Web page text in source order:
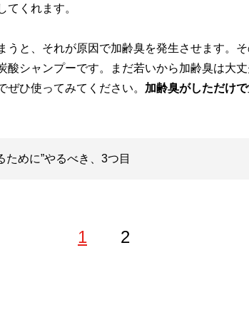
くれます。
と、それが原因で加齢臭を発生させます。そ
酸シャンプーです。まだ若いから加齢臭は大
ぜひ使ってみてください。 加齢臭がしただけ
ために”やるべき、3つ目
1 2
ャー。Men's Clubをはじめ、２つのオンライ